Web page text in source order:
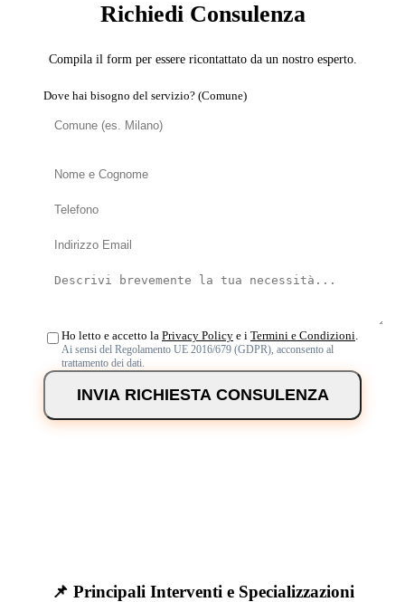
Richiedi Consulenza
Compila il form per essere ricontattato da un nostro esperto.
Dove hai bisogno del servizio? (Comune)
Ho letto e accetto la Privacy Policy e i Termini e Condizioni.
Ai sensi del Regolamento UE 2016/679 (GDPR), acconsento al
trattamento dei dati.
INVIA RICHIESTA CONSULENZA
📌 Principali Interventi e Specializzazioni